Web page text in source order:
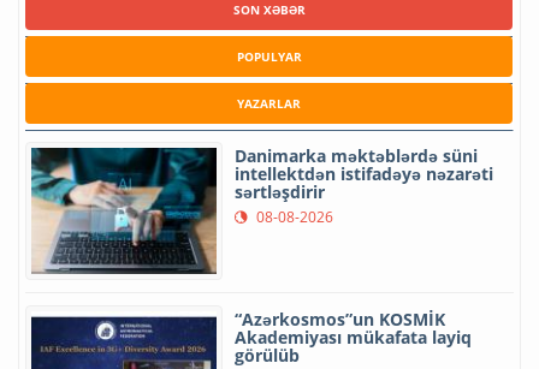
SON XƏBƏR
POPULYAR
YAZARLAR
Danimarka məktəblərdə süni
intellektdən istifadəyə nəzarəti
sərtləşdirir
08-08-2026
“Azərkosmos”un KOSMİK
Akademiyası mükafata layiq
görülüb